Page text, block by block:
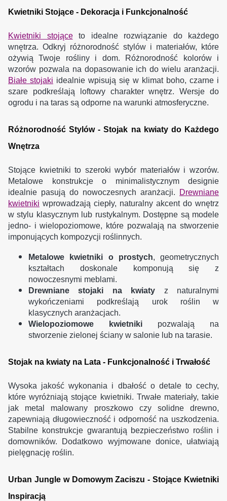
Kwietniki Stojące - Dekoracja i Funkcjonalność
Kwietniki stojąceto idealne rozwiązanie do każdego
wnętrza. Odkryj różnorodność stylów i materiałów, które
ożywią Twoje rośliny i dom. Różnorodność kolorów i
wzorów pozwala na dopasowanie ich do wielu aranżacji.
Białe stojaki idealnie wpisują się w klimat boho, czarne i
szare podkreślają loftowy charakter wnętrz. Wersje do
ogrodu i na taras są odporne na warunki atmosferyczne.
Różnorodność Stylów - Stojak na kwiaty do Każdego
Wnętrza
Stojące kwietniki to szeroki wybór materiałów i wzorów.
Metalowe konstrukcje o minimalistycznym designie
idealnie pasują do nowoczesnych aranżacji.
Drewniane
kwietniki wprowadzają ciepły, naturalny akcent do wnętrz
w stylu klasycznym lub rustykalnym. Dostępne są modele
jedno- i wielopoziomowe, które pozwalają na stworzenie
imponujących kompozycji roślinnych.
Metalowe kwietniki o prostych, geometrycznych
kształtach doskonale komponują się z
nowoczesnymi meblami.
Drewniane stojaki na kwiaty z naturalnymi
wykończeniami podkreślają urok roślin w
klasycznych aranżacjach.
Wielopoziomowe kwietniki pozwalają na
stworzenie zielonej ściany w salonie lub na tarasie.
Stojak na kwiaty na Lata - Funkcjonalność i Trwałość
Wysoka jakość wykonania i dbałość o detale to cechy,
które wyróżniają stojące kwietniki. Trwałe materiały, takie
jak metal malowany proszkowo czy solidne drewno,
zapewniają długowieczność i odporność na uszkodzenia.
Stabilne konstrukcje gwarantują bezpieczeństwo roślin i
domowników. Dodatkowo wyjmowane donice, ułatwiają
pielęgnację roślin.
Urban Jungle w Domowym Zaciszu - Stojące Kwietniki
Inspiracją